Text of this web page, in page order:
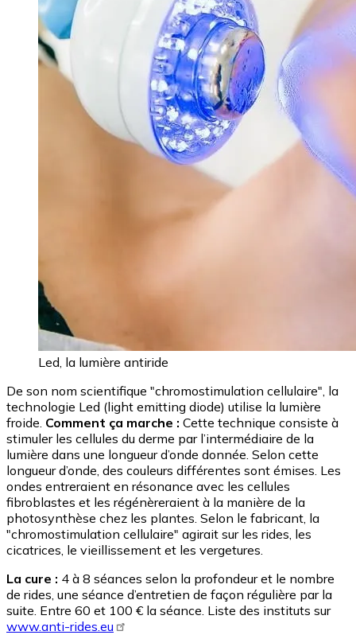
Led, la lumière antiride
De son nom scientifique "chromostimulation cellulaire", la
technologie Led (light emitting diode) utilise la lumière
froide. Comment ça marche : Cette technique consiste à
stimuler les cellules du derme par l’intermédiaire de la
lumière dans une longueur d’onde donnée. Selon cette
longueur d’onde, des couleurs différentes sont émises. Les
ondes entreraient en résonance avec les cellules
fibroblastes et les régénèreraient à la manière de la
photosynthèse chez les plantes. Selon le fabricant, la
"chromostimulation cellulaire" agirait sur les rides, les
cicatrices, le vieillissement et les vergetures.
La cure : 4 à 8 séances selon la profondeur et le nombre
de rides, une séance d’entretien de façon régulière par la
suite. Entre 60 et 100 € la séance. Liste des instituts sur
www.anti-rides.eu